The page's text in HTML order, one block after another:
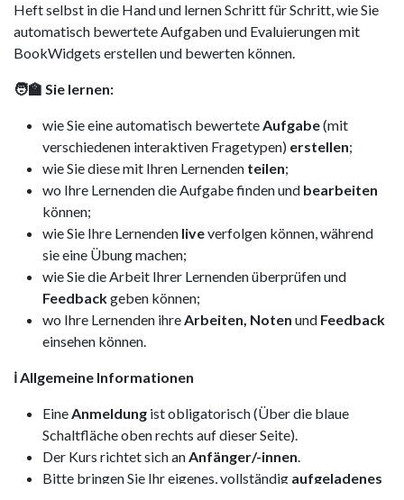
Heft selbst in die Hand und lernen Schritt für Schritt, wie Sie
automatisch bewertete Aufgaben und Evaluierungen mit
BookWidgets erstellen und bewerten können.
🧑‍🏫 Sie lernen:
wie Sie eine automatisch bewerteteAufgabe(mit
verschiedenen interaktiven Fragetypen) erstellen;
wie Sie diese mit Ihren Lernenden teilen;
wo Ihre Lernenden die Aufgabe finden und bearbeiten
können;
wie Sie Ihre Lernenden liveverfolgen können, während
sie eine Übung machen;
wie Sie die Arbeit Ihrer Lernenden überprüfen und
Feedbackgeben können;
wo Ihre Lernenden ihreArbeiten, Noten und Feedback
einsehen können.
ℹ️ Allgemeine Informationen
EineAnmeldung ist obligatorisch (Über die blaue
Schaltfläche oben rechts auf dieser Seite).
Der Kurs richtet sich anAnfänger/-innen.
Bitte bringen Sie Ihr eigenes, vollständig aufgeladenes